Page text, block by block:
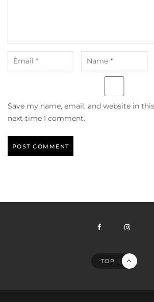
Save my name, email, and website in
next time I comment.
TOP